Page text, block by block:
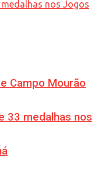
Campo Mourão
33 medalhas nos